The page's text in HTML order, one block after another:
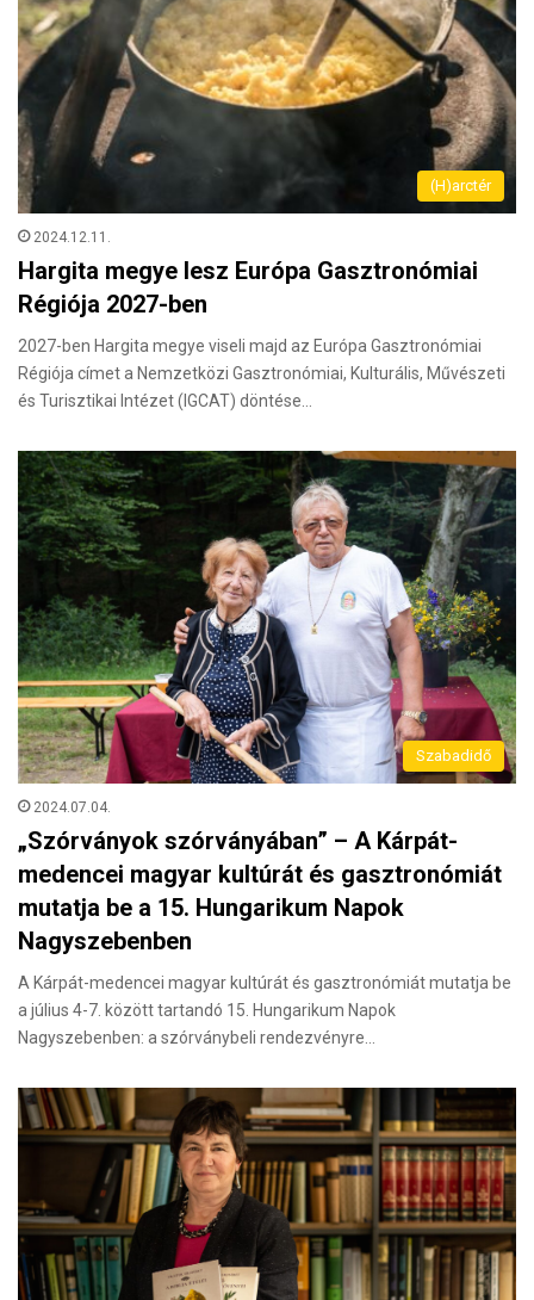
(H)arctér
2024.12.11.
Hargita megye lesz Európa Gasztronómiai
Régiója 2027-ben
2027-ben Hargita megye viseli majd az Európa Gasztronómiai
Régiója címet a Nemzetközi Gasztronómiai, Kulturális, Művészeti
és Turisztikai Intézet (IGCAT) döntése…
Szabadidő
2024.07.04.
„Szórványok szórványában” – A Kárpát-
medencei magyar kultúrát és gasztronómiát
mutatja be a 15. Hungarikum Napok
Nagyszebenben
A Kárpát-medencei magyar kultúrát és gasztronómiát mutatja be
a július 4-7. között tartandó 15. Hungarikum Napok
Nagyszebenben: a szórványbeli rendezvényre…